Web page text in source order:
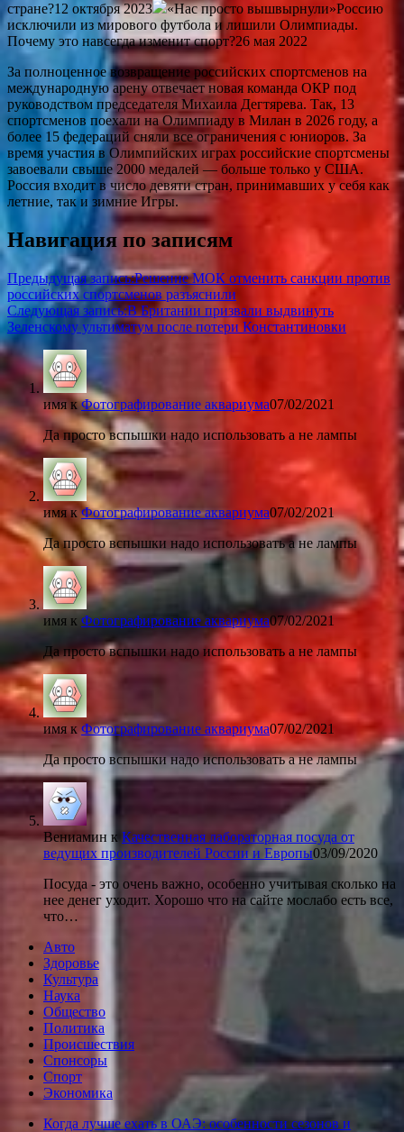
стране?12 октября 2023
«Нас просто вышвырнули»Россию
исключили из мирового футбола и лишили Олимпиады.
Почему это навсегда изменит спорт?26 мая 2022
За полноценное возвращение российских спортсменов на
международную арену отвечает новая команда ОКР под
руководством председателя Михаила Дегтярева. Так, 13
спортсменов поехали на Олимпиаду в Милан в 2026 году, а
более 15 федераций сняли все ограничения с юниоров. За
время участия в Олимпийских играх российские спортсмены
завоевали свыше 2000 медалей — больше только у США.
Россия входит в число девяти стран, принимавших у себя как
летние, так и зимние Игры.
Навигация по записям
Предыдущая запись:Решение МОК отменить санкции против
российских спортсменов разъяснили
Следующая запись:В Британии призвали выдвинуть
Зеленскому ультиматум после потери Константиновки
имя кФотографирование аквариума07/02/2021
Да просто вспышки надо использовать а не лампы
имякФотографирование аквариума07/02/2021
Да просто вспышки надо использовать а не лампы
имя к Фотографирование аквариума07/02/2021
Да просто вспышки надо использовать а не лампы
имя кФотографирование аквариума07/02/2021
Да просто вспышки надо использовать а не лампы
Вениамин к Качественная лабораторная посуда от
ведущих производителей России и Европы03/09/2020
Посуда - это очень важно, особенно учитывая сколько на
нее денег уходит. Хорошо что на сайте мослабо есть все,
что…
Авто
Здоровье
Культура
Наука
Общество
Политика
Происшествия
Спонсоры
Спорт
Экономика
Когда лучше ехать в ОАЭ: особенности сезонов и